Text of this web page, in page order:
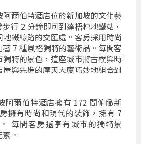
阿爾伯特酒店位於新加坡的文化藝
行 2 分鐘即可到達梧槽地鐵站，
鐵線路的交匯處。客房採用時尚
7 種風格獨特的藝術品。每間客
獨特的景色，這座城市將古樸與時
屋與先進的摩天大廈巧妙地組合到
阿爾伯特酒店擁有 172 間俯瞰新
擁有時尚和現代的裝飾，擁有 7
每間客房還享有城市的獨特景
。